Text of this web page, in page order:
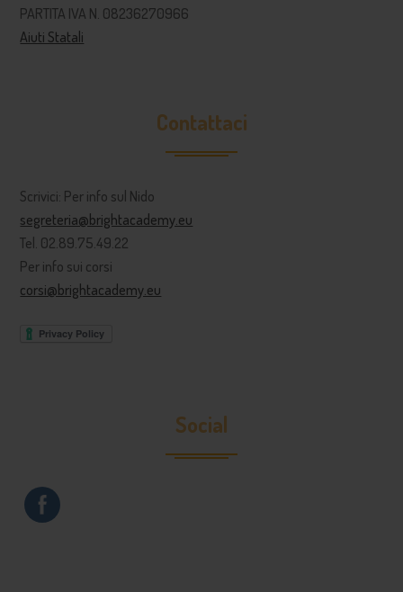
PARTITA IVA N. 08236270966
Aiuti Statali
Contattaci
Scrivici: Per info sul Nido
segreteria@brightacademy.eu
Tel. 02.89.75.49.22
Per info sui corsi
corsi@brightacademy.eu
Social